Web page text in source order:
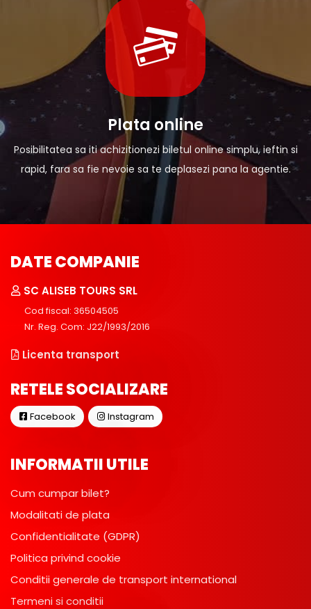
Plata online
Posibilitatea sa iti achizitionezi biletul online simplu, ieftin si
rapid, fara sa fie nevoie sa te deplasezi pana la agentie.
DATE COMPANIE
SC ALISEB TOURS SRL
Cod fiscal: 36504505
Nr. Reg. Com: J22/1993/2016
Licenta transport
RETELE SOCIALIZARE
Facebook Instagram
INFORMATII UTILE
Cum cumpar bilet?
Modalitati de plata
Confidentialitate (GDPR)
Politica privind cookie
Conditii generale de transport international
Termeni si conditii